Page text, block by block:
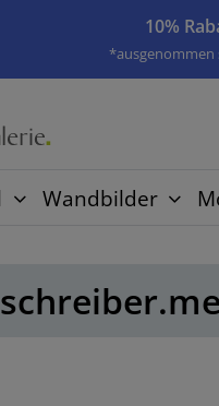
10%
*ausgenommen
Wandbilder